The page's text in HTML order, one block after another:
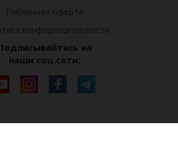
Публичная оферта
конфиденциальности
на
наши соц.сети: